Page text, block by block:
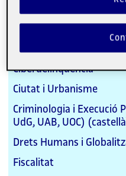
Anàlisi Política i
Ciberdelinqüència
Ciutat i Urbanisme
Criminologia i Execució
UdG, UAB, UOC)
Drets Humans i
Fiscalitat